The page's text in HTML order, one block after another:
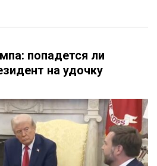
попадется ли
на удочку